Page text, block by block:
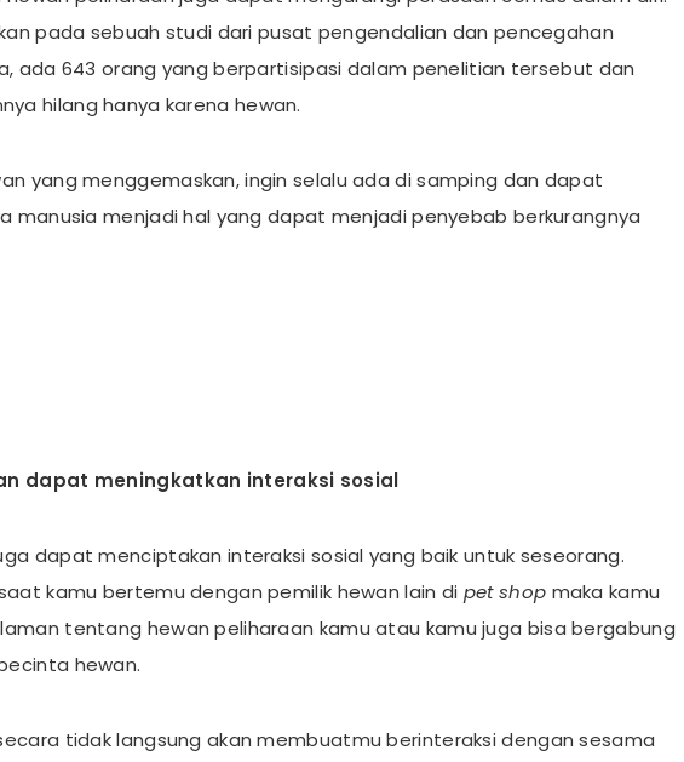
pada sebuah studi dari pusat pengendalian dan pencegahan
ada 643 orang yang berpartisipasi dalam penelitian tersebut dan
hilang hanya karena hewan.
yang menggemaskan, ingin selalu ada di samping dan dapat
manusia menjadi hal yang dapat menjadi penyebab berkurangnya
dapat meningkatkan interaksi sosial
dapat menciptakan interaksi sosial yang baik untuk seseorang.
kamu bertemu dengan pemilik hewan lain di pet shop maka kamu
tentang hewan peliharaan kamu atau kamu juga bisa bergabung
hewan.
tidak langsung akan membuatmu berinteraksi dengan sesama